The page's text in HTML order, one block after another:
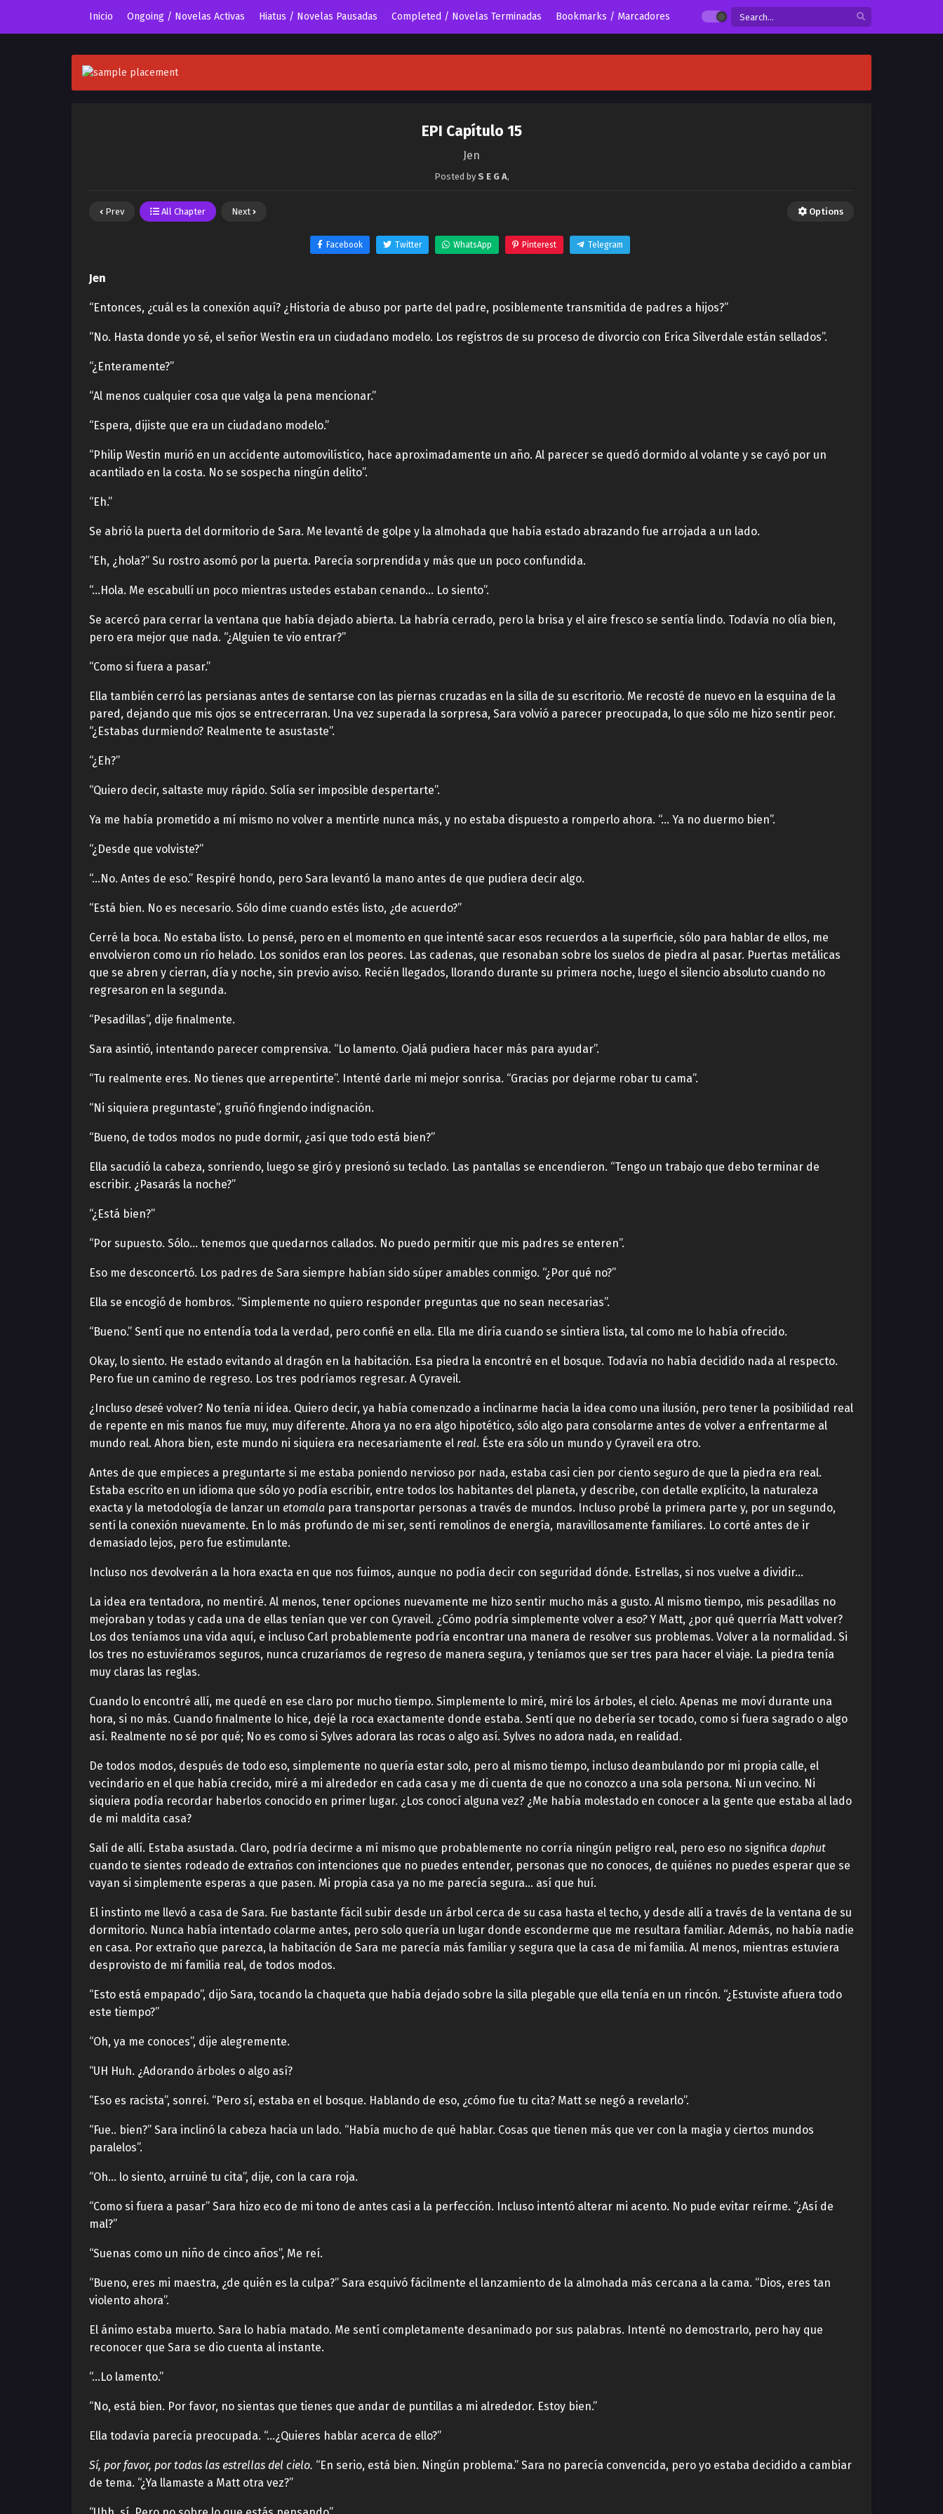
Inicio Ongoing / Novelas Activas Hiatus / Novelas Pausadas Completed / Novelas Terminadas Bookmarks / Marcadores
EPI Capítulo 15
Jen
Posted by S E G A,
Prev All Chapter Next Options
Facebook Twitter WhatsApp Pinterest Telegram
Jen
“Entonces, ¿cuál es la conexión aquí? ¿Historia de abuso por parte del padre, posiblemente transmitida de padres a hijos?”
“No. Hasta donde yo sé, el señor Westin era un ciudadano modelo. Los registros de su proceso de divorcio con Erica Silverdale están sellados”.
“¿Enteramente?”
“Al menos cualquier cosa que valga la pena mencionar.”
“Espera, dijiste que era un ciudadano modelo.”
“Philip Westin murió en un accidente automovilístico, hace aproximadamente un año. Al parecer se quedó dormido al volante y se cayó por un
acantilado en la costa. No se sospecha ningún delito”.
“Eh.”
Se abrió la puerta del dormitorio de Sara. Me levanté de golpe y la almohada que había estado abrazando fue arrojada a un lado.
“Eh, ¿hola?” Su rostro asomó por la puerta. Parecía sorprendida y más que un poco confundida.
“…Hola. Me escabullí un poco mientras ustedes estaban cenando… Lo siento”.
Se acercó para cerrar la ventana que había dejado abierta. La habría cerrado, pero la brisa y el aire fresco se sentía lindo. Todavía no olía bien,
pero era mejor que nada. “¿Alguien te vio entrar?”
“Como si fuera a pasar.”
Ella también cerró las persianas antes de sentarse con las piernas cruzadas en la silla de su escritorio. Me recosté de nuevo en la esquina de la
pared, dejando que mis ojos se entrecerraran. Una vez superada la sorpresa, Sara volvió a parecer preocupada, lo que sólo me hizo sentir peor.
“¿Estabas durmiendo? Realmente te asustaste”.
“¿Eh?”
“Quiero decir, saltaste muy rápido. Solía ​​ser imposible despertarte”.
Ya me había prometido a mí mismo no volver a mentirle nunca más, y no estaba dispuesto a romperlo ahora. “… Ya no duermo bien”.
“¿Desde que volviste?”
“…No. Antes de eso.” Respiré hondo, pero Sara levantó la mano antes de que pudiera decir algo.
“Está bien. No es necesario. Sólo dime cuando estés listo, ¿de acuerdo?”
Cerré la boca. No estaba listo. Lo pensé, pero en el momento en que intenté sacar esos recuerdos a la superficie, sólo para hablar de ellos, me
envolvieron como un río helado. Los sonidos eran los peores. Las cadenas, que resonaban sobre los suelos de piedra al pasar. Puertas metálicas
que se abren y cierran, día y noche, sin previo aviso. Recién llegados, llorando durante su primera noche, luego el silencio absoluto cuando no
regresaron en la segunda.
“Pesadillas”, dije finalmente.
Sara asintió, intentando parecer comprensiva. “Lo lamento. Ojalá pudiera hacer más para ayudar”.
“Tu realmente eres. No tienes que arrepentirte”. Intenté darle mi mejor sonrisa. “Gracias por dejarme robar tu cama”.
“Ni siquiera preguntaste”, gruñó fingiendo indignación.
“Bueno, de todos modos no pude dormir, ¿así que todo está bien?”
Ella sacudió la cabeza, sonriendo, luego se giró y presionó su teclado. Las pantallas se encendieron. “Tengo un trabajo que debo terminar de
escribir. ¿Pasarás la noche?”
“¿Está bien?”
“Por supuesto. Sólo… tenemos que quedarnos callados. No puedo permitir que mis padres se enteren”.
Eso me desconcertó. Los padres de Sara siempre habían sido súper amables conmigo. “¿Por qué no?”
Ella se encogió de hombros. “Simplemente no quiero responder preguntas que no sean necesarias”.
“Bueno.” Sentí que no entendía toda la verdad, pero confié en ella. Ella me diría cuando se sintiera lista, tal como me lo había ofrecido.
Okay, lo siento. He estado evitando al dragón en la habitación. Esa piedra la encontré en el bosque. Todavía no había decidido nada al respecto.
Pero fue un camino de regreso. Los tres podríamos regresar. A Cyraveil.
¿Incluso deseé volver? No tenía ni idea. Quiero decir, ya había comenzado a inclinarme hacia la idea como una ilusión, pero tener la posibilidad real
de repente en mis manos fue muy, muy diferente. Ahora ya no era algo hipotético, sólo algo para consolarme antes de volver a enfrentarme al
mundo real. Ahora bien, este mundo ni siquiera era necesariamente el real. Éste era sólo un mundo y Cyraveil era otro.
Antes de que empieces a preguntarte si me estaba poniendo nervioso por nada, estaba casi cien por ciento seguro de que la piedra era real.
Estaba escrito en un idioma que sólo yo podía escribir, entre todos los habitantes del planeta, y describe, con detalle explícito, la naturaleza
exacta y la metodología de lanzar un etomala para transportar personas a través de mundos. Incluso probé la primera parte y, por un segundo,
sentí la conexión nuevamente. En lo más profundo de mi ser, sentí remolinos de energía, maravillosamente familiares. Lo corté antes de ir
demasiado lejos, pero fue estimulante.
Incluso nos devolverán a la hora exacta en que nos fuimos, aunque no podía decir con seguridad dónde. Estrellas, si nos vuelve a dividir…
La idea era tentadora, no mentiré. Al menos, tener opciones nuevamente me hizo sentir mucho más a gusto. Al mismo tiempo, mis pesadillas no
mejoraban y todas y cada una de ellas tenían que ver con Cyraveil. ¿Cómo podría simplemente volver a eso?Y Matt, ¿por qué querría Matt volver?
Los dos teníamos una vida aquí, e incluso Carl probablemente podría encontrar una manera de resolver sus problemas. Volver a la normalidad. Si
los tres no estuviéramos seguros, nunca cruzaríamos de regreso de manera segura, y teníamos que ser tres para hacer el viaje. La piedra tenía
muy claras las reglas.
Cuando lo encontré allí, me quedé en ese claro por mucho tiempo. Simplemente lo miré, miré los árboles, el cielo. Apenas me moví durante una
hora, si no más. Cuando finalmente lo hice, dejé la roca exactamente donde estaba. Sentí que no debería ser tocado, como si fuera sagrado o algo
así. Realmente no sé por qué; No es como si Sylves adorara las rocas o algo así. Sylves no adora nada, en realidad.
De todos modos, después de todo eso, simplemente no quería estar solo, pero al mismo tiempo, incluso deambulando por mi propia calle, el
vecindario en el que había crecido, miré a mi alrededor en cada casa y me di cuenta de que no conozco a una sola persona. Ni un vecino. Ni
siquiera podía recordar haberlos conocido en primer lugar. ¿Los conocí alguna vez? ¿Me había molestado en conocer a la gente que estaba al lado
de mi maldita casa?
Salí de allí. Estaba asustada. Claro, podría decirme a mí mismo que probablemente no corría ningún peligro real, pero eso no significa daphut
cuando te sientes rodeado de extraños con intenciones que no puedes entender, personas que no conoces, de quiénes no puedes esperar que se
vayan si simplemente esperas a que pasen. Mi propia casa ya no me parecía segura… así que huí.
El instinto me llevó a casa de Sara. Fue bastante fácil subir desde un árbol cerca de su casa hasta el techo, y desde allí a través de la ventana de su
dormitorio. Nunca había intentado colarme antes, pero solo quería un lugar donde esconderme que me resultara familiar. Además, no había nadie
en casa. Por extraño que parezca, la habitación de Sara me parecía más familiar y segura que la casa de mi familia. Al menos, mientras estuviera
desprovisto de mi familia real, de todos modos.
“Esto está empapado”, dijo Sara, tocando la chaqueta que había dejado sobre la silla plegable que ella tenía en un rincón. “¿Estuviste afuera todo
este tiempo?”
“Oh, ya me conoces”, dije alegremente.
“UH Huh. ¿Adorando árboles o algo así?
“Eso es racista”, sonreí. “Pero sí, estaba en el bosque. Hablando de eso, ¿cómo fue tu cita? Matt se negó a revelarlo”.
“Fue.. bien?” Sara inclinó la cabeza hacia un lado. “Había mucho de qué hablar. Cosas que tienen más que ver con la magia y ciertos mundos
paralelos”.
“Oh… lo siento, arruiné tu cita”, dije, con la cara roja.
“Como si fuera a pasar” Sara hizo eco de mi tono de antes casi a la perfección. Incluso intentó alterar mi acento. No pude evitar reírme. “¿Así de
mal?”
“Suenas como un niño de cinco años”, Me reí.
“Bueno, eres mi maestra, ¿de quién es la culpa?” Sara esquivó fácilmente el lanzamiento de la almohada más cercana a la cama. “Dios, eres tan
violento ahora”.
El ánimo estaba muerto. Sara lo había matado. Me sentí completamente desanimado por sus palabras. Intenté no demostrarlo, pero hay que
reconocer que Sara se dio cuenta al instante.
“…Lo lamento.”
“No, está bien. Por favor, no sientas que tienes que andar de puntillas a mi alrededor. Estoy bien.”
Ella todavía parecía preocupada. “…¿Quieres hablar acerca de ello?”
Sí, por favor, por todas las estrellas del cielo. “En serio, está bien. Ningún problema.” Sara no parecía convencida, pero yo estaba decidido a cambiar
de tema. “¿Ya llamaste a Matt otra vez?”